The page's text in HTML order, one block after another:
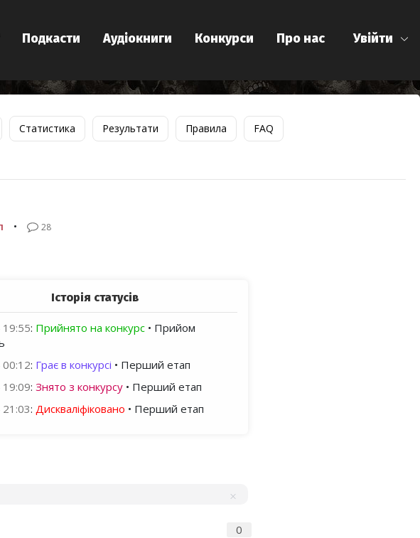
Увійти
Подкасти Аудіокниги Конкурси Про нас
Статистика Результати Правила FAQ
• 28
Історія статусів
: Прийнято на конкурс• Прийом
: Грає в конкурсі • Перший етап
: Знято з конкурсу• Перший етап
: Дискваліфіковано • Перший етап
0